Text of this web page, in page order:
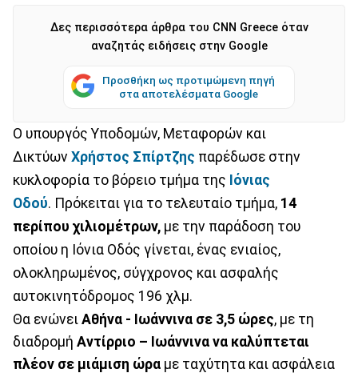
Δες περισσότερα άρθρα του CNN Greece όταν
αναζητάς ειδήσεις στην Google
Προσθήκη ως προτιμώμενη πηγή
στα αποτελέσματα Google
Ο υπουργός Υποδομών, Μεταφορών και
Δικτύων Χρήστος Σπίρτζης παρέδωσε στην
κυκλοφορία το βόρειο τμήμα της Ιόνιας
Οδού. Πρόκειται για το τελευταίο τμήμα, 14
περίπου χιλιομέτρων, με την παράδοση του
οποίου η Ιόνια Οδός γίνεται, ένας ενιαίος,
ολοκληρωμένος, σύγχρονος και ασφαλής
αυτοκινητόδρομος 196 χλμ.
Θα ενώνει Αθήνα - Ιωάννινα σε 3,5 ώρες, με τη
διαδρομή Αντίρριο – Ιωάννινα να καλύπτεται
πλέον σε μιάμιση ώρα με ταχύτητα και ασφάλεια